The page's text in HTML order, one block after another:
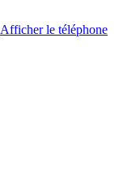
Afficher le téléphone